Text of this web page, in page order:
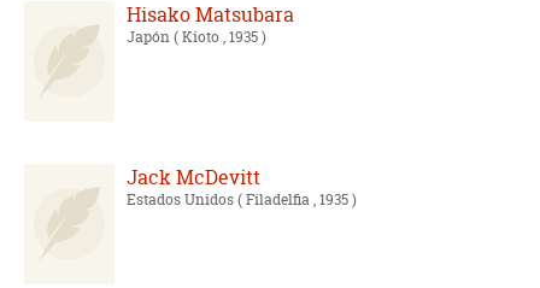
Hisako Matsubara
Japón( Kioto , 1935 )
Jack McDevitt
Estados Unidos( Filadelfia , 1935 )